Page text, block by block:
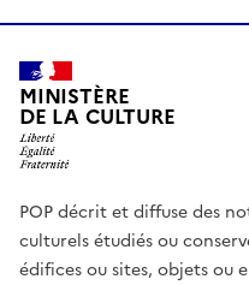
MINISTÈRE
DE LA CULTURE
POP décrit et diffuse des
culturels étudiés ou
édifices ou sites, objets ou